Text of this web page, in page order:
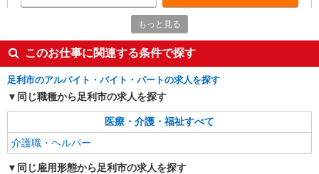
株式会社kotrio /●UT-H-2011881
≪足利市≫夜勤なし！未経験・ブランクOKの
デイスタッフ
時給1500円〜2125円 ＜日払い有/週払い有/交
通費全支給(ガソリン代含む)＞
足利市 車通勤OK
キープ
もっと見る
このお仕事に関連する条件で探す
足利市のアルバイト・バイト・パートの求人を探す
同じ職種から足利市の求人を探す
医療・介護・福祉すべて
介護職・ヘルパー
同じ雇用形態から足利市の求人を探す